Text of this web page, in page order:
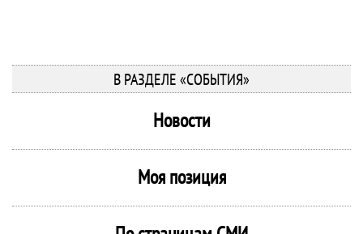
В РАЗДЕЛЕ «СОБЫТИЯ»
Новости
Моя позиция